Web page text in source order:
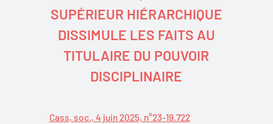
SUPÉRIEUR HIÉRARCHIQUE
DISSIMULE LES FAITS AU
TITULAIRE DU POUVOIR
DISCIPLINAIRE
Cass, soc., 4 juin 2025, n°23-19.722